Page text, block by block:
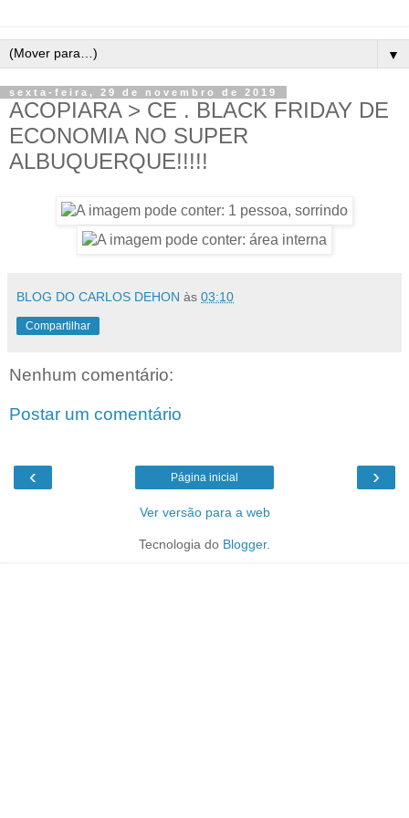
▼
sexta-feira, 29 de novembro de 2019
ACOPIARA > CE . BLACK FRIDAY DE
ECONOMIA NO SUPER
ALBUQUERQUE!!!!!
BLOG DO CARLOS DEHON às 03:10
Compartilhar
Nenhum comentário:
Postar um comentário
‹ ›
Página inicial
Ver versão para a web
Tecnologia do Blogger.